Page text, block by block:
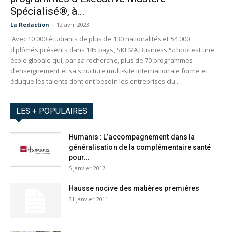
Spécialisé®, à...
La Redaction - 12 avril 2023
Avec 10 000 étudiants de plus de 130 nationalités et 54 000
diplômés présents dans 145 pays, SKEMA Business School est une
école globale qui, par sa recherche, plus de 70 programmes
d’enseignement et sa structure multi-site internationale forme et
éduque les talents dont ont besoin les entreprises du...
LES + POPULAIRES
Humanis : L’accompagnement dans la
généralisation de la complémentaire santé
pour...
5 janvier 2017
Hausse nocive des matières premières
31 janvier 2011